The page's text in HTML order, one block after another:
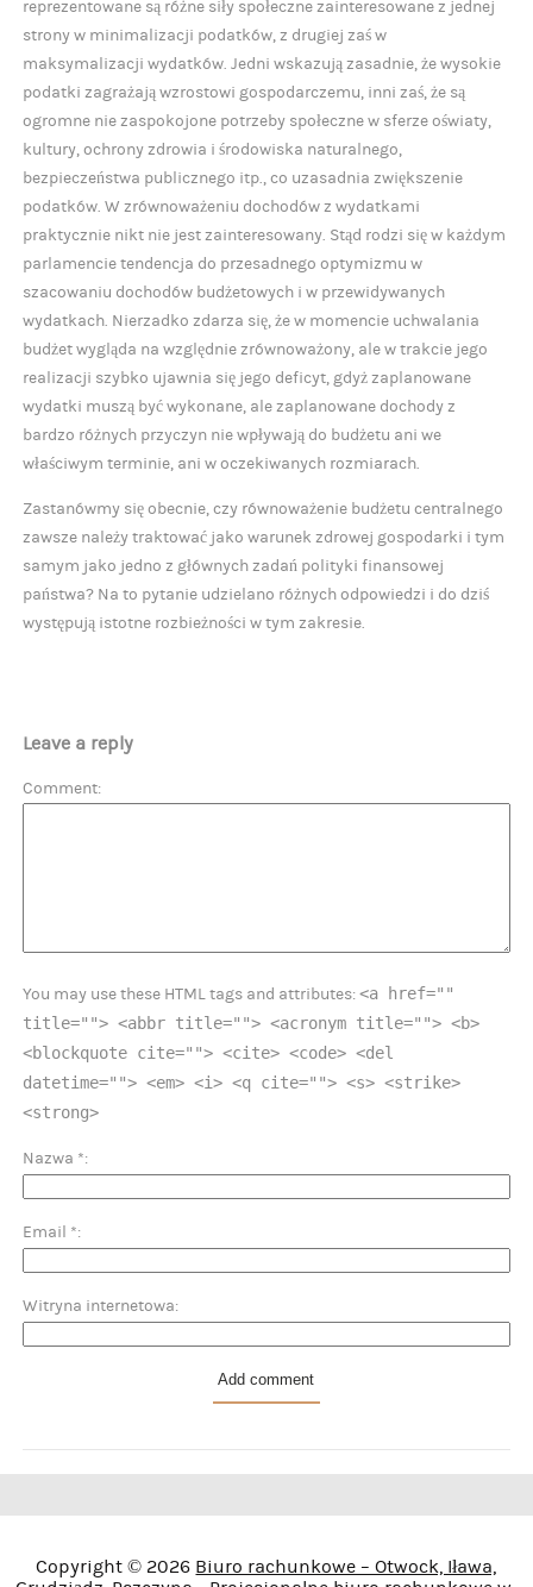
reprezentowane są różne siły społeczne zainteresowane z jednej
strony w minimalizacji podatków, z drugiej zaś w
maksymalizacji wydatków. Jedni wskazują zasadnie, że wysokie
podatki zagrażają wzrostowi gospodarczemu, inni zaś, że są
ogromne nie zaspokojone potrzeby społeczne w sferze oświaty,
kultury, ochrony zdrowia i środowiska naturalnego,
bezpieczeństwa publicznego itp., co uzasadnia zwiększenie
podatków. W zrównoważeniu dochodów z wydatkami
praktycznie nikt nie jest zainteresowany. Stąd rodzi się w każdym
parlamencie tendencja do przesadnego optymizmu w
szacowaniu dochodów budżetowych i w przewidywanych
wydatkach. Nierzadko zdarza się, że w momencie uchwalania
budżet wygląda na względnie zrównoważony, ale w trakcie jego
realizacji szybko ujawnia się jego deficyt, gdyż zaplanowane
wydatki muszą być wykonane, ale zaplanowane dochody z
bardzo różnych przyczyn nie wpływają do budżetu ani we
właściwym terminie, ani w oczekiwanych rozmiarach.
Zastanówmy się obecnie, czy równoważenie budżetu centralnego
zawsze należy traktować jako warunek zdrowej gospodarki i tym
samym jako jedno z głównych zadań polityki finansowej
państwa? Na to pytanie udzielano różnych odpowiedzi i do dziś
występują istotne rozbieżności w tym zakresie.
Leave a reply
Comment
You may use these HTML tags and attributes:<a href=""
title=""> <abbr title=""> <acronym title=""> <b>
<blockquote cite=""> <cite> <code> <del
datetime=""> <em> <i> <q cite=""> <s> <strike>
<strong>
Nazwa *
Email *
Witryna internetowa
Copyright © 2026 Biuro rachunkowe – Otwock, Iława,